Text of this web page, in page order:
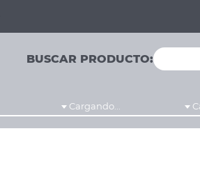
BUSCAR PRODUCTO:
Cargando...